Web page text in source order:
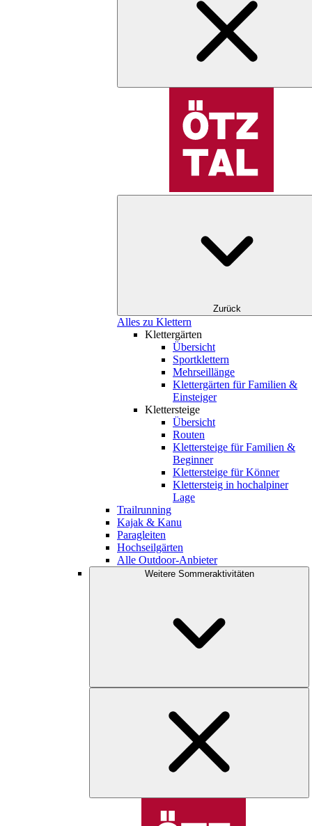
Zurück
Alles zu Klettern
Klettergärten
Übersicht
Sportklettern
Mehrseillänge
Klettergärten für Familien &
Einsteiger
Klettersteige
Übersicht
Routen
Klettersteige für Familien &
Beginner
Klettersteige für Könner
Klettersteig in hochalpiner
Lage
Trailrunning
Kajak & Kanu
Paragleiten
Hochseilgärten
Alle Outdoor-Anbieter
Weitere Sommeraktivitäten